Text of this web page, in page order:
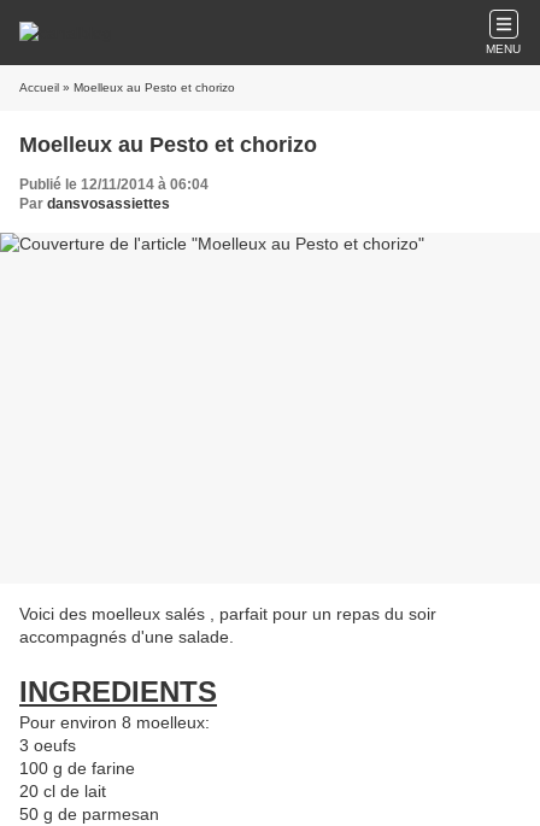
MENU
Accueil » Moelleux au Pesto et chorizo
Moelleux au Pesto et chorizo
Publié le 12/11/2014 à 06:04
Par dansvosassiettes
Voici des moelleux salés , parfait pour un repas du soir
accompagnés d'une salade.
INGREDIENTS
Pour environ 8 moelleux:
3 oeufs
100 g de farine
20 cl de lait
50 g de parmesan